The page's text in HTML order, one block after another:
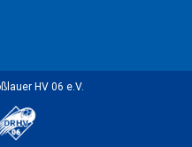
HV 06 e.V.